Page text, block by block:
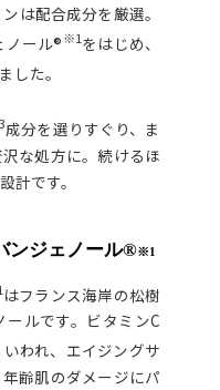
は配合成分を厳選。
ノール®※1をはじめ、
した。
成分を選りすぐり、ま
な処方に。続けるほ
計です。
ンジェノール®※1
はフランス海岸の松樹
ルです。ビタミンC
われ、エイジングサ
齢肌のダメージにパ